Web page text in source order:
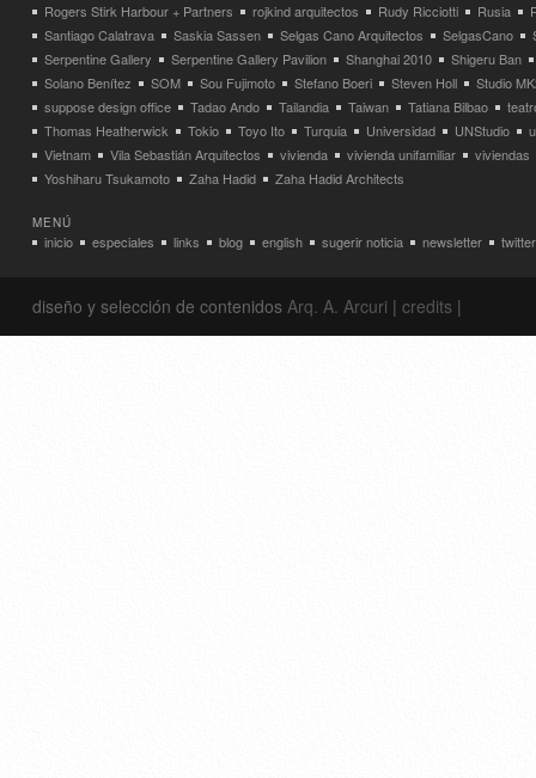
Rogers Stirk Harbour + Partners
rojkind arquitectos Rudy Ricciotti Rusia
Santiago Calatrava
Saskia Sassen Selgas Cano Arquitectos SelgasCano
Serpentine Gallery
Serpentine Gallery Pavilion Shanghai 2010
Shigeru Ban
Solano Benítez
SOM Sou Fujimoto Stefano Boeri Steven Holl
Studio
suppose design office
Tadao Ando Tailandia Taiwan Tatiana Bilbao
Thomas Heatherwick
Tokio Toyo Ito Turquia Universidad UNStudio
Vietnam
Vila Sebastián Arquitectos vivienda vivienda unifamiliar
viviendas
Yoshiharu Tsukamoto
Zaha Hadid Zaha Hadid Architects
MENÚ
inicio especiales links blog english sugerir noticia newsletter twitter
diseño y selección de contenidos Arq. A. Arcuri | credits |